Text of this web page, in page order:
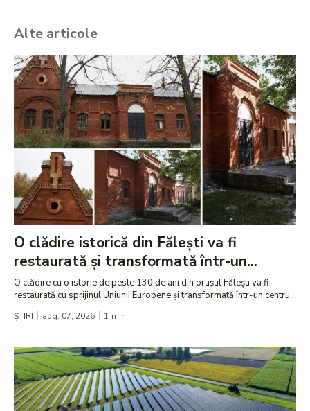
Alte articole
O clădire istorică din Fălești va fi
restaurată și transformată într-un...
O clădire cu o istorie de peste 130 de ani din orașul Fălești va fi
restaurată cu sprijinul Uniunii Europene și transformată într-un centru...
ȘTIRI aug. 07, 2026 1 min.